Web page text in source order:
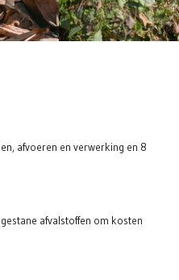
afvoeren en verwerking en 8
afvalstoffen om kosten